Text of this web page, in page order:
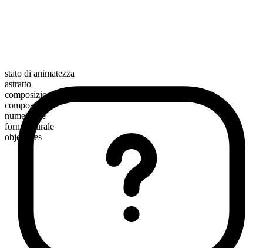
stato di animatezza
astratto
composizione morfologica
composto
numerabile
forma plurale
objectives